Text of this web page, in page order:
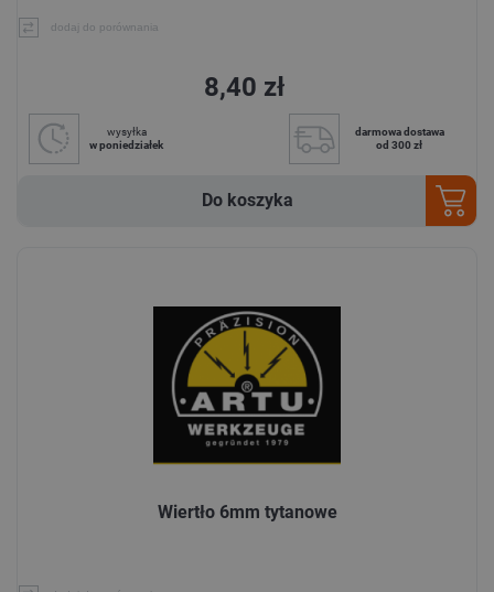
dodaj do porównania
8,40 zł
wysyłka
w poniedziałek
darmowa dostawa
od 300 zł
Do koszyka
Wiertło 6mm tytanowe